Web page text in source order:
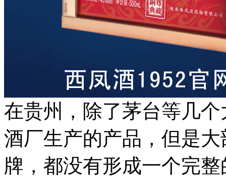
在贵州，除了茅台等几
酒厂生产的产品，但是
牌，都没有形成一个完